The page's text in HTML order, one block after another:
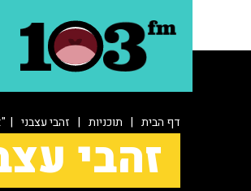
דף הבית | תוכניות | זהבי עצבני |
זהבי